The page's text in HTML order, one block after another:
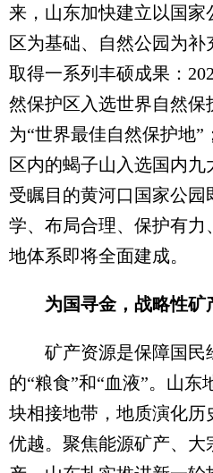
来，山东加快建立以国家
区为基础、自然公园为补
取得一系列丰硕成果：
然保护区入选世界自然
为“世界最佳自然保护地
区内的蝎子山入选国内
受瞩目的黄河口国家公
学、布局合理、保护有力
地体系即将全面建成。
为国寻金，战略性矿
矿产资源是保障国民
的“粮食”和“血液”。山东
块相接地带，地质演化
优越。聚焦能源矿产、大